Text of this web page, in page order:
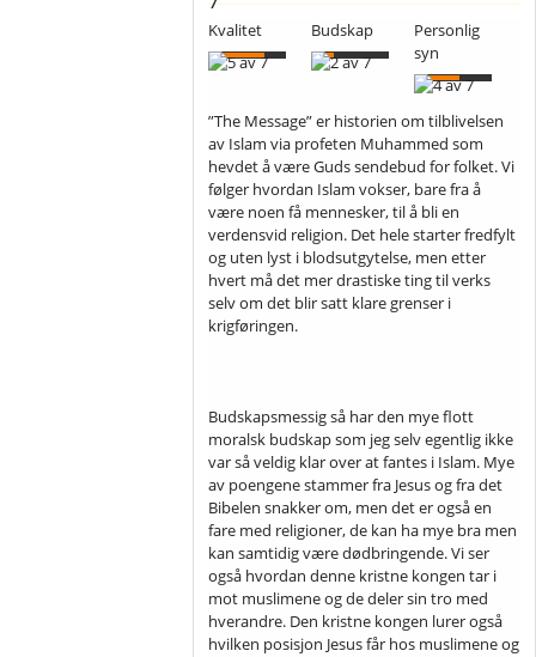
Kvalitet Budskap
Personlig
syn
”The Message” er historien om tilblivelsen
av Islam via profeten Muhammed som
hevdet å være Guds sendebud for folket. Vi
følger hvordan Islam vokser, bare fra å
være noen få mennesker, til å bli en
verdensvid religion. Det hele starter fredfylt
og uten lyst i blodsutgytelse, men etter
hvert må det mer drastiske ting til verks
selv om det blir satt klare grenser i
krigføringen.
Budskapsmessig så har den mye flott
moralsk budskap som jeg selv egentlig ikke
var så veldig klar over at fantes i Islam. Mye
av poengene stammer fra Jesus og fra det
Bibelen snakker om, men det er også en
fare med religioner, de kan ha mye bra men
kan samtidig være dødbringende. Vi ser
også hvordan denne kristne kongen tar i
mot muslimene og de deler sin tro med
hverandre. Den kristne kongen lurer også
hvilken posisjon Jesus får hos muslimene og